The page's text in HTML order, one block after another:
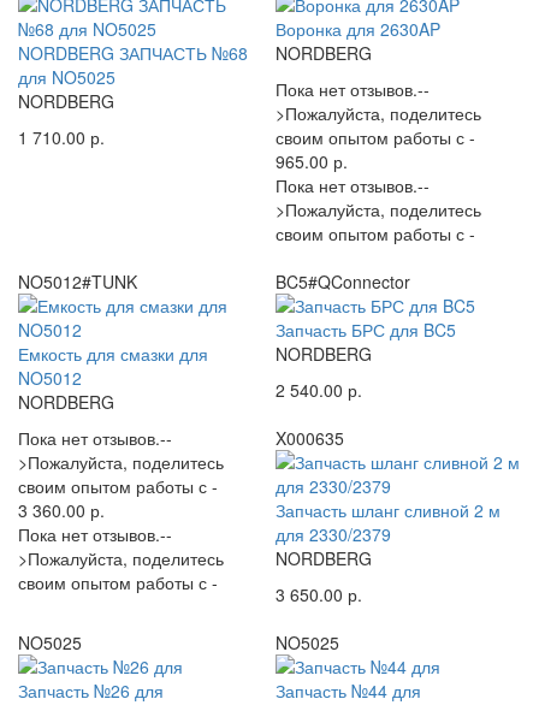
NORDBERG ЗАПЧАСТЬ №68
для NO5025
NORDBERG
1 710.00 р.
Воронка для 2630AP
NORDBERG
Пока нет отзывов.--
>Пожалуйста, поделитесь
своим опытом работы с -
965.00 р.
Пока нет отзывов.--
>Пожалуйста, поделитесь
своим опытом работы с -
NO5012#TUNK
Емкость для смазки для
NO5012
NORDBERG
Пока нет отзывов.--
>Пожалуйста, поделитесь
своим опытом работы с -
3 360.00 р.
Пока нет отзывов.--
>Пожалуйста, поделитесь
своим опытом работы с -
BC5#QConnector
Запчасть БРС для BC5
NORDBERG
2 540.00 р.
X000635
Запчасть шланг сливной 2 м
для 2330/2379
NORDBERG
3 650.00 р.
NO5025
Запчасть №26 для
NO5025
Запчасть №44 для